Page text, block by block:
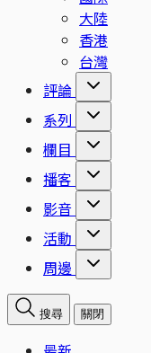
大陸
香港
台灣
評論
系列
欄目
播客
影音
活動
周邊
搜尋 關閉